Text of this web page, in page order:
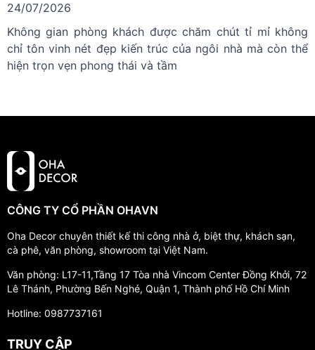
24/07/2026
Không gian phòng khách được chăm chút tỉ mỉ không
chỉ tôn vinh nét đẹp kiến trúc của ngôi nhà mà còn thể
hiện trọn vẹn phong thái và tầm
CÔNG TY CỔ PHẦN OHAVN
Oha Decor chuyên thiết kế thi công nhà ở, biệt thự, khách sạn,
cà phê, văn phòng, showroom tại Việt Nam.
Văn phòng: L17-11,Tầng 17 Tòa nhà Vincom Center Đồng Khởi, 72
Lê Thánh, Phường Bến Nghé, Quận 1, Thành phố Hồ Chí Minh
Hotline: 0987737161
TRUY CẬP